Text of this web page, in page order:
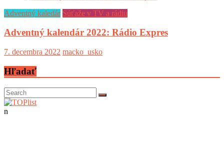
Adventný kaledár Súťaže v TV a rádiu
Adventný kalendár 2022: Rádio Expres
7. decembra 2022 macko_usko
Hľadať
n